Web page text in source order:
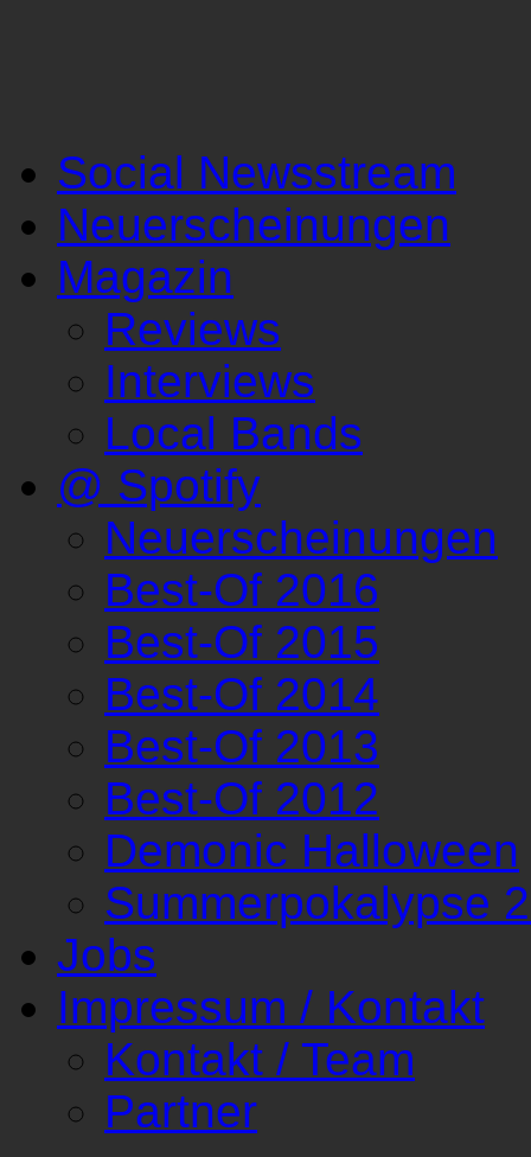
Social Newsstream
Neuerscheinungen
Magazin
Reviews
Interviews
Local Bands
@ Spotify
Neuerscheinungen
Best-Of 2016
Best-Of 2015
Best-Of 2014
Best-Of 2013
Best-Of 2012
Demonic Halloween
Summerpokalypse
Jobs
Impressum / Kontakt
Kontakt / Team
Partner